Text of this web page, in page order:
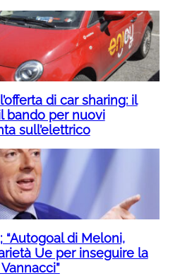
di car sharing: il
bando per nuovi
sull’elettrico
“Autogoal di Meloni,
Ue per inseguire la